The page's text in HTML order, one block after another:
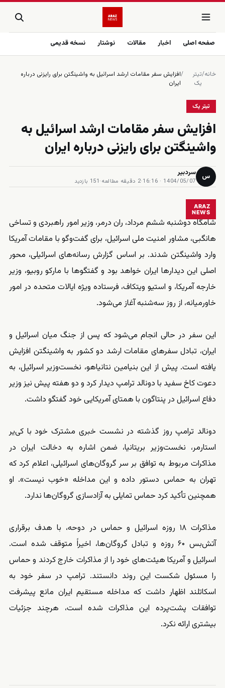
صفحه اصلی اخبار مقالات نوشتار نسخه قدیمی
خانه/تیتر
یک
/افزایش سفر مقامات ارشد اسرائیل به واشینگتن برای رایزنی درباره
ایران
تیتر یک
افزایش سفر مقامات ارشد اسرائیل به
واشینگتن برای رایزنی درباره ایران
س سردبیر
1404/05/07 · 16:16
·2 دقیقه مطالعه ·151 بازدید
ARAZ
NEWS
شامگاه دوشنبه ششم مرداد، ران درمر، وزیر امور راهبردی و تساخی
هانگبی، مشاور امنیت ملی اسرائیل، برای گفت‌وگو با مقامات آمریکا
وارد واشینگتن شدند. بر اساس گزارش رسانه‌های اسرائیلی، محور
اصلی این دیدارها ایران خواهد بود و گفتگوها با مارکو روبیو، وزیر
خارجه آمریکا، و استیو ویتکاف، فرستاده ویژه ایالات متحده در امور
خاورمیانه، از روز سه‌شنبه آغاز می‌شود.
این سفر در حالی انجام می‌شود که پس از جنگ میان اسرائیل و
ایران، تبادل سفرهای مقامات ارشد دو کشور به واشینگتن افزایش
یافته است. پیش از این بنیامین نتانیاهو، نخست‌وزیر اسرائیل، به
دعوت کاخ سفید با دونالد ترامپ دیدار کرد و دو هفته پیش نیز وزیر
دفاع اسرائیل در پنتاگون با همتای آمریکایی خود گفتگو داشت.
دونالد ترامپ روز گذشته در نشست خبری مشترک خود با کی‌یر
استارمر، نخست‌وزیر بریتانیا، ضمن اشاره به دخالت ایران در
مذاکرات مربوط به توافق بر سر گروگان‌های اسرائیلی، اعلام کرد که
تهران به حماس دستور داده و این مداخله «خوب نیست». او
همچنین تأکید کرد حماس تمایلی به آزادسازی گروگان‌ها ندارد.
مذاکرات ۱۸ روزه اسرائیل و حماس در دوحه، با هدف برقراری
آتش‌بس ۶۰ روزه و تبادل گروگان‌ها، اخیراً متوقف شده است.
اسرائیل و آمریکا هیئت‌های خود را از مذاکرات خارج کردند و حماس
را مسئول شکست این روند دانستند. ترامپ در سفر خود به
اسکاتلند اظهار داشت که مداخله مستقیم ایران مانع پیشرفت
توافقات پشت‌پرده این مذاکرات شده است، هرچند جزئیات
بیشتری ارائه نکرد.